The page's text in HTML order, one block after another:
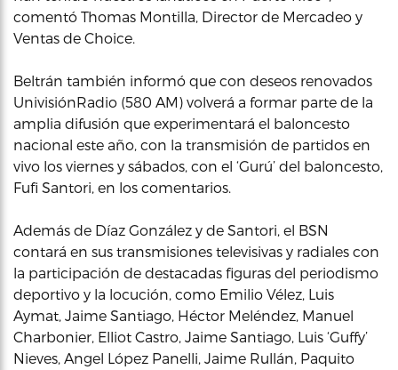
comentó Thomas Montilla, Director de Mercadeo y
Ventas de Choice.
Beltrán también informó que con deseos renovados
UnivisiónRadio (580 AM) volverá a formar parte de la
amplia difusión que experimentará el baloncesto
nacional este año, con la transmisión de partidos en
vivo los viernes y sábados, con el ‘Gurú’ del baloncesto,
Fufi Santori, en los comentarios.
Además de Díaz González y de Santori, el BSN
contará en sus transmisiones televisivas y radiales con
la participación de destacadas figuras del periodismo
deportivo y la locución, como Emilio Vélez, Luis
Aymat, Jaime Santiago, Héctor Meléndez, Manuel
Charbonier, Elliot Castro, Jaime Santiago, Luis ‘Guffy’
Nieves, Angel López Panelli, Jaime Rullán, Paquito